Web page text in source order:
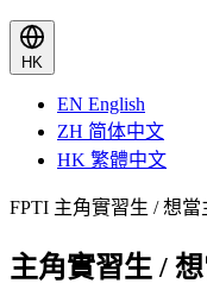
HK
EN English
ZH 简体中文
HK 繁體中文
FPTI 主角實習生 / 想當
主角實習生 /